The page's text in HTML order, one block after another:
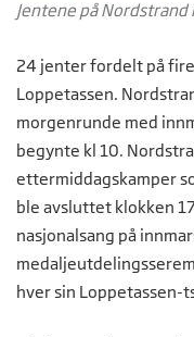
Jentene på Nordstrand
24 jenter fordelt på
Loppetassen.
morgenrunde med
begynte kl 10.
ettermiddagskamper
ble avsluttet klokken
nasjonalsang på
hver sin Loppetassen-